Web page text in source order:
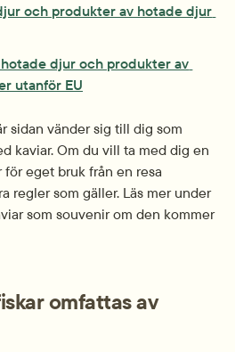
och produkter av hotade djur
djur och produkter av
utanför EU
sidan vänder sig till dig som
kaviar. Om du vill ta med dig en
för eget bruk från en resa
regler som gäller. Läs mer under
som souvenir om den kommer
omfattas av